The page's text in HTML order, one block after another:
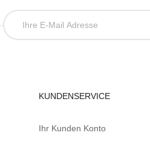
KUNDENSERVICE
Ihr Kunden Konto